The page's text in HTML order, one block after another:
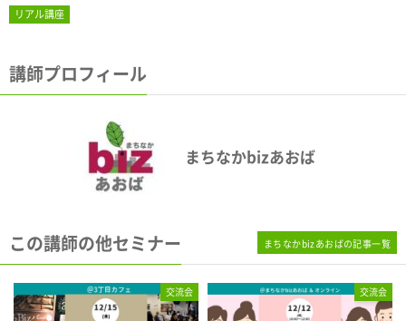
リアル講座
講師プロフィール
まちなかbizあおば
この講師の他セミナー
交流会 交流会
まちなかbizあおばの記事一覧